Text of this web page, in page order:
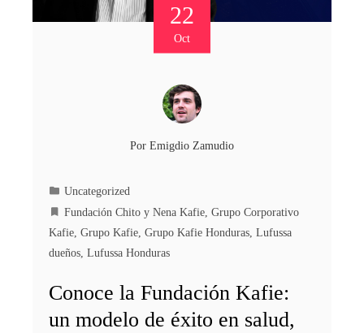
22
Oct
Por Emigdio Zamudio
Uncategorized
Fundación Chito y Nena Kafie Grupo Corporativo
Kafie Grupo Kafie Grupo Kafie Honduras Lufussa
dueños Lufussa Honduras
Conoce la Fundación Kafie:
un modelo de éxito en salud,